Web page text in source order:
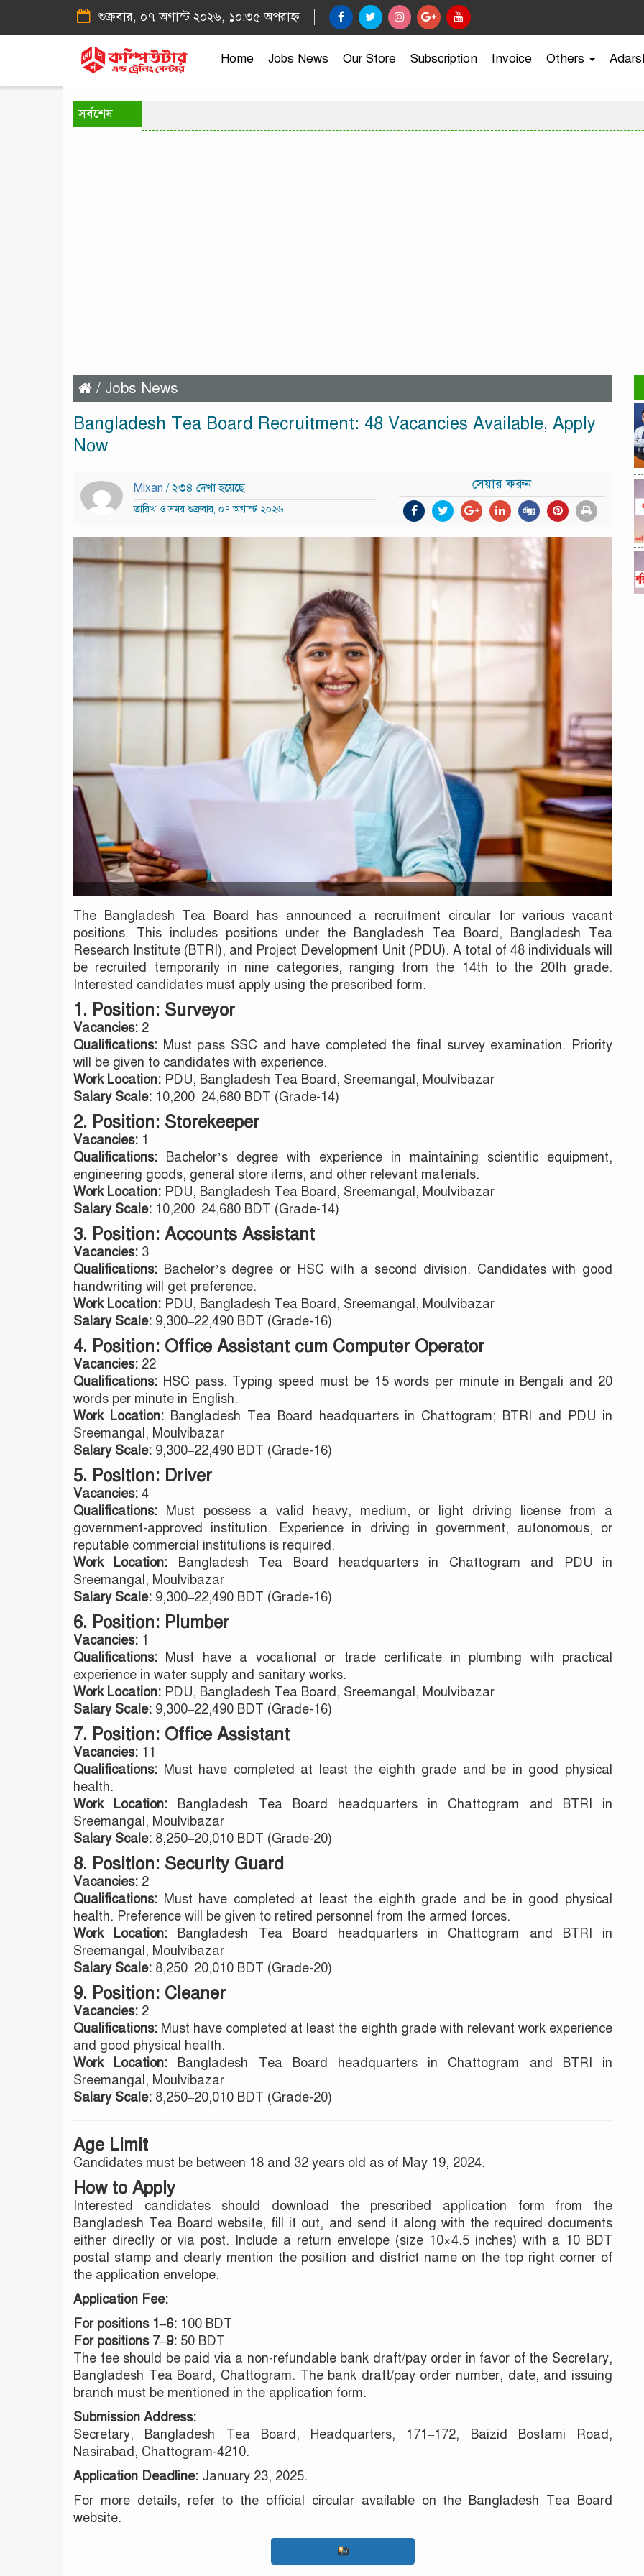
শুক্রবার, ০৭ অগাস্ট ২০২৬, ১০:৩৫ অপরাহ্ন
Home Jobs News Our Store Subscription Invoice Others
সর্বশেষ
/ Jobs News
Bangladesh Tea Board Recruitment: 48 Vacancies Available, Apply
Now
Mixan / ২৩৪ দেখা হয়েছে
তারিখ ও সময় শুক্রবার, ০৭ অগাস্ট ২০২৬
সেয়ার করুন
The Bangladesh Tea Board has announced a recruitment circular for various vacant
positions. This includes positions under the Bangladesh Tea Board, Bangladesh Tea
Research Institute (BTRI), and Project Development Unit (PDU). A total of 48 individuals will
be recruited temporarily in nine categories, ranging from the 14th to the 20th grade.
Interested candidates must apply using the prescribed form.
1. Position: Surveyor
Vacancies: 2
Qualifications: Must pass SSC and have completed the final survey examination. Priority
will be given to candidates with experience.
Work Location: PDU, Bangladesh Tea Board, Sreemangal, Moulvibazar
Salary Scale: 10,200–24,680 BDT (Grade-14)
2. Position: Storekeeper
Vacancies: 1
Qualifications: Bachelor’s degree with experience in maintaining scientific equipment,
engineering goods, general store items, and other relevant materials.
Work Location: PDU, Bangladesh Tea Board, Sreemangal, Moulvibazar
Salary Scale: 10,200–24,680 BDT (Grade-14)
3. Position: Accounts Assistant
Vacancies: 3
Qualifications: Bachelor’s degree or HSC with a second division. Candidates with good
handwriting will get preference.
Work Location: PDU, Bangladesh Tea Board, Sreemangal, Moulvibazar
Salary Scale: 9,300–22,490 BDT (Grade-16)
4. Position: Office Assistant cum Computer Operator
Vacancies: 22
Qualifications: HSC pass. Typing speed must be 15 words per minute in Bengali and 20
words per minute in English.
Work Location:Bangladesh Tea Board headquarters in Chattogram; BTRI and PDU in
Sreemangal, Moulvibazar
Salary Scale: 9,300–22,490 BDT (Grade-16)
5. Position: Driver
Vacancies: 4
Qualifications: Must possess a valid heavy, medium, or light driving license from a
government-approved institution. Experience in driving in government, autonomous, or
reputable commercial institutions is required.
Work Location: Bangladesh Tea Board headquarters in Chattogram and PDU in
Sreemangal, Moulvibazar
Salary Scale: 9,300–22,490 BDT (Grade-16)
6. Position: Plumber
Vacancies: 1
Qualifications: Must have a vocational or trade certificate in plumbing with practical
experience in water supply and sanitary works.
Work Location: PDU, Bangladesh Tea Board, Sreemangal, Moulvibazar
Salary Scale: 9,300–22,490 BDT (Grade-16)
7. Position: Office Assistant
Vacancies: 11
Qualifications: Must have completed at least the eighth grade and be in good physical
health.
Work Location: Bangladesh Tea Board headquarters in Chattogram and BTRI in
Sreemangal, Moulvibazar
Salary Scale: 8,250–20,010 BDT (Grade-20)
8. Position: Security Guard
Vacancies: 2
Qualifications: Must have completed at least the eighth grade and be in good physical
health. Preference will be given to retired personnel from the armed forces.
Work Location: Bangladesh Tea Board headquarters in Chattogram and BTRI in
Sreemangal, Moulvibazar
Salary Scale: 8,250–20,010 BDT (Grade-20)
9. Position: Cleaner
Vacancies: 2
Qualifications: Must have completed at least the eighth grade with relevant work experience
and good physical health.
Work Location: Bangladesh Tea Board headquarters in Chattogram and BTRI in
Sreemangal, Moulvibazar
Salary Scale: 8,250–20,010 BDT (Grade-20)
Age Limit
Candidates must be between 18 and 32 years old as of May 19, 2024.
How to Apply
Interested candidates should download the prescribed application form from the
Bangladesh Tea Board website, fill it out, and send it along with the required documents
either directly or via post. Include a return envelope (size 10×4.5 inches) with a 10 BDT
postal stamp and clearly mention the position and district name on the top right corner of
the application envelope.
Application Fee:
For positions 1–6: 100 BDT
For positions 7–9: 50 BDT
The fee should be paid via a non-refundable bank draft/pay order in favor of the Secretary,
Bangladesh Tea Board, Chattogram. The bank draft/pay order number, date, and issuing
branch must be mentioned in the application form.
Submission Address:
Secretary, Bangladesh Tea Board, Headquarters, 171–172, Baizid Bostami Road,
Nasirabad, Chattogram-4210.
Application Deadline: January 23, 2025.
For more details, refer to the official circular available on the Bangladesh Tea Board
website.